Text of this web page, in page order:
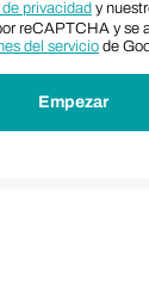
privacidad y
reCAPTCHA y se
del servicio de